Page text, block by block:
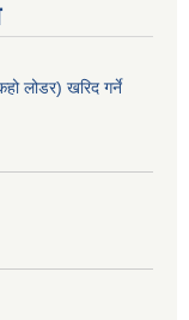
लोडर) खरिद गर्ने